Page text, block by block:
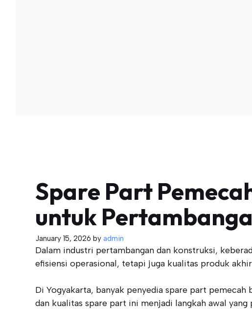
Spare Part
untuk
January 15, 2026 by admin
Dalam industri pertambangan dan konstruksi,
efisiensi operasional, tetapi juga kualitas produk
Di Yogyakarta, banyak penyedia spare part
dan kualitas spare part ini menjadi langkah awal